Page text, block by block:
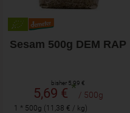
Sesam 500g DEM RAP
bisher 5,99 €
5,69 €* / 500g
1 * 500g (11,38 € / kg)